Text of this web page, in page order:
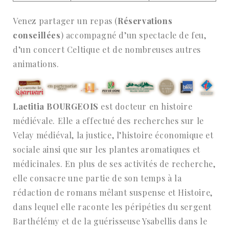
Venez partager un repas (Réservations
conseillées) accompagné d’un spectacle de feu,
d’un concert Celtique et de nombreuses autres
animations.
Laetitia BOURGEOIS est docteur en histoire
médiévale. Elle a effectué des recherches sur le
Velay médiéval, la justice, l’histoire économique et
sociale ainsi que sur les plantes aromatiques et
médicinales. En plus de ses activités de recherche,
elle consacre une partie de son temps à la
rédaction de romans mêlant suspense et Histoire,
dans lequel elle raconte les péripéties du sergent
Barthélémy et de la guérisseuse Ysabellis dans le